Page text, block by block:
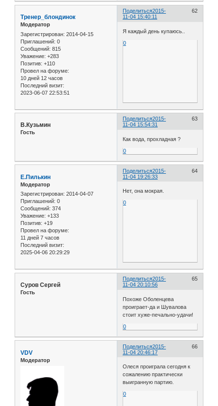
Поделиться 62
2015-
11-04 15:40:11
Тренер_блондинок
Модератор
Зарегистрирован: 2014-04-15
Приглашений: 0
Сообщений: 815
Уважение: +283
Позитив: +110
Провел на форуме:
10 дней 12 часов
Последний визит:
2023-06-07 22:53:51
Я каждый день купаюсь..
0
Поделиться 63
2015-
11-04 15:54:31
В.Кузьмин
Гость
Как вода, прохладная ?
0
Поделиться 64
2015-
11-04 19:26:33
Е.Пилькин
Модератор
Зарегистрирован: 2014-04-07
Приглашений: 0
Сообщений: 374
Уважение: +133
Позитив: +19
Провел на форуме:
11 дней 7 часов
Последний визит:
2025-04-06 20:29:29
Нет, она мокрая.
0
Поделиться 65
2015-
11-04 20:10:56
Cуров Сергей
Гость
Похоже Оболенцева
проиграет-да и Шувалова
стоит хуже-печально-удачи!
0
Поделиться 66
2015-
11-04 20:46:17
VDV
Модератор
Олеся проиграла сегодня к
сожалению практически
выигранную партию.
0